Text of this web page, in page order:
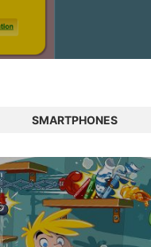
SMARTPHONES